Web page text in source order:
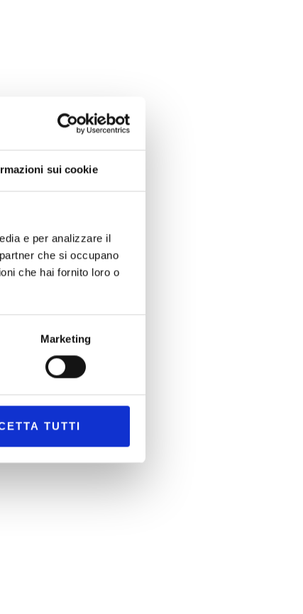
sui cookie
e per analizzare il
che si occupano
che hai fornito loro o
Marketing
TUTTI